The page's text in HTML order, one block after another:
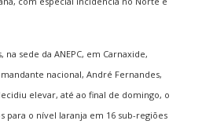
sede da ANEPC, em Carnaxide,
nacional, André Fernandes,
elevar, até ao final de domingo, o
para o nível laranja em 16 sub-regiões